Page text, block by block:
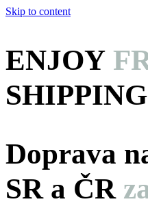
Skip to content
ENJOY
SHIPPING
Doprava
SR a ČR